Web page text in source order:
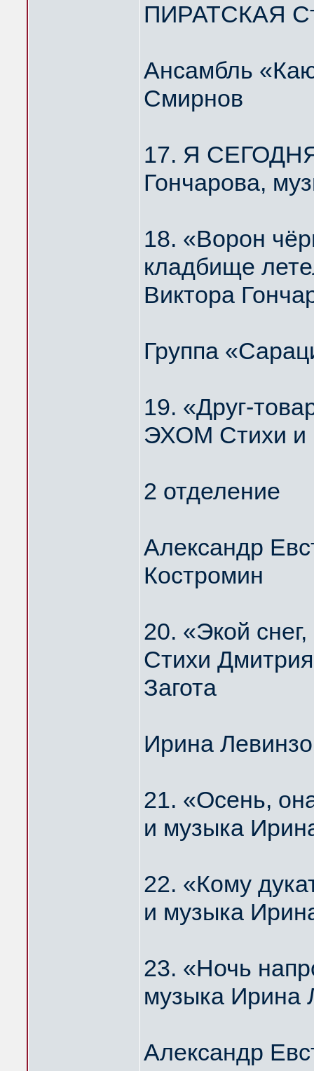
ПИРАТСКАЯ
Ансамбль
Смирнов
17. Я
Гончарова,
18. «Ворон
кладбище
Виктора
Группа
19. «Друг-
ЭХОМ Стихи и
2 отделение
Александр
Костромин
20. «Экой
Стихи
Загота
Ирина
21. «Осень,
и музыка
22. «Кому
и музыка
23. «Ночь
музыка Ирина
Александр